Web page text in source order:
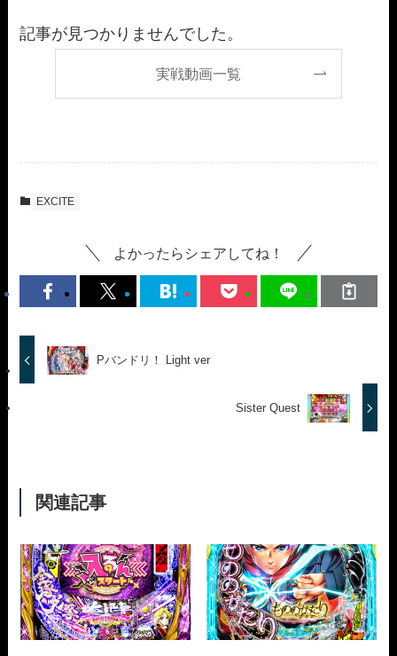
記事が見つかりませんでした。
実戦動画一覧
EXCITE
よかったらシェアしてね！
Pバンドリ！ Light ver
Sister Quest
関連記事